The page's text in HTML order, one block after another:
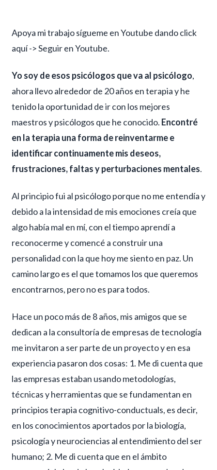
Apoya mi trabajo sígueme en Youtube dando click
aquí ->Seguir en Youtube.
Yo soy de esos psicólogos que va al psicólogo,
ahora llevo alrededor de 20 años en terapia y he
tenido la oportunidad de ir con los mejores
maestros y psicólogos que he conocido. Encontré
en la terapia una forma de reinventarme e
identificar continuamente mis deseos,
frustraciones, faltas y perturbaciones mentales.
Al principio fui al psicólogo porque no me entendía y
debido a la intensidad de mis emociones creía que
algo había mal en mí, con el tiempo aprendí a
reconocerme y comencé a construir una
personalidad con la que hoy me siento en paz. Un
camino largo es el que tomamos los que queremos
encontrarnos, pero no es para todos.
Hace un poco más de 8 años, mis amigos que se
dedican a la consultoría de empresas de tecnología
me invitaron a ser parte de un proyecto y en esa
experiencia pasaron dos cosas: 1. Me di cuenta que
las empresas estaban usando metodologías,
técnicas y herramientas que se fundamentan en
principiosterapia cognitivo-conductuals, es decir,
en los conocimientos aportados por la biología,
psicología y neurociencias al entendimiento del ser
humano; 2. Me di cuenta que en el ámbito